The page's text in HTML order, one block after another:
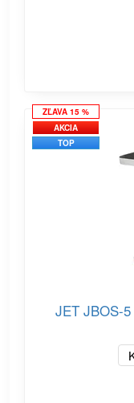
ZĽAVA 15 %
AKCIA
TOP
JET JBOS-